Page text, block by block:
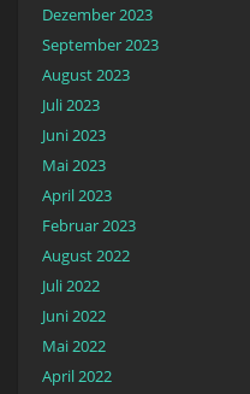
Dezember 2023
September 2023
August 2023
Juli 2023
Juni 2023
Mai 2023
April 2023
Februar 2023
August 2022
Juli 2022
Juni 2022
Mai 2022
April 2022